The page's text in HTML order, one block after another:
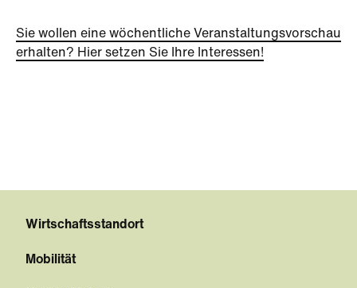
Sie wollen eine wöchentliche Veranstaltungsvorschau
erhalten? Hier setzen Sie Ihre Interessen!
Wirtschaftsstandort
Mobilität